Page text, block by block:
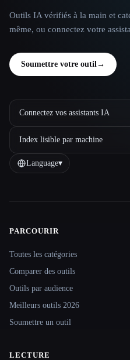
Outils IA vérifiés à la main et
même, ou connectez votre
Soumettre votre outil→
Connectez vos assistants IA
Index lisible par machine
Language▾
Site navigation
PARCOURIR
Toutes les catégories
Comparer des outils
Outils par audience
Meilleurs outils 2026
Soumettre un outil
LECTURE